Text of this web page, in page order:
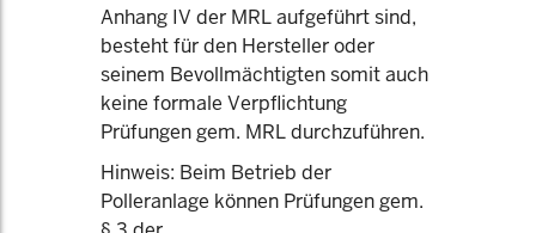
Anhang IV der MRL aufgeführt sind,
besteht für den Hersteller oder
seinem Bevollmächtigten somit auch
keine formale Verpflichtung
Prüfungen gem. MRL durchzuführen.
Hinweis: Beim Betrieb der
Polleranlage können Prüfungen gem.